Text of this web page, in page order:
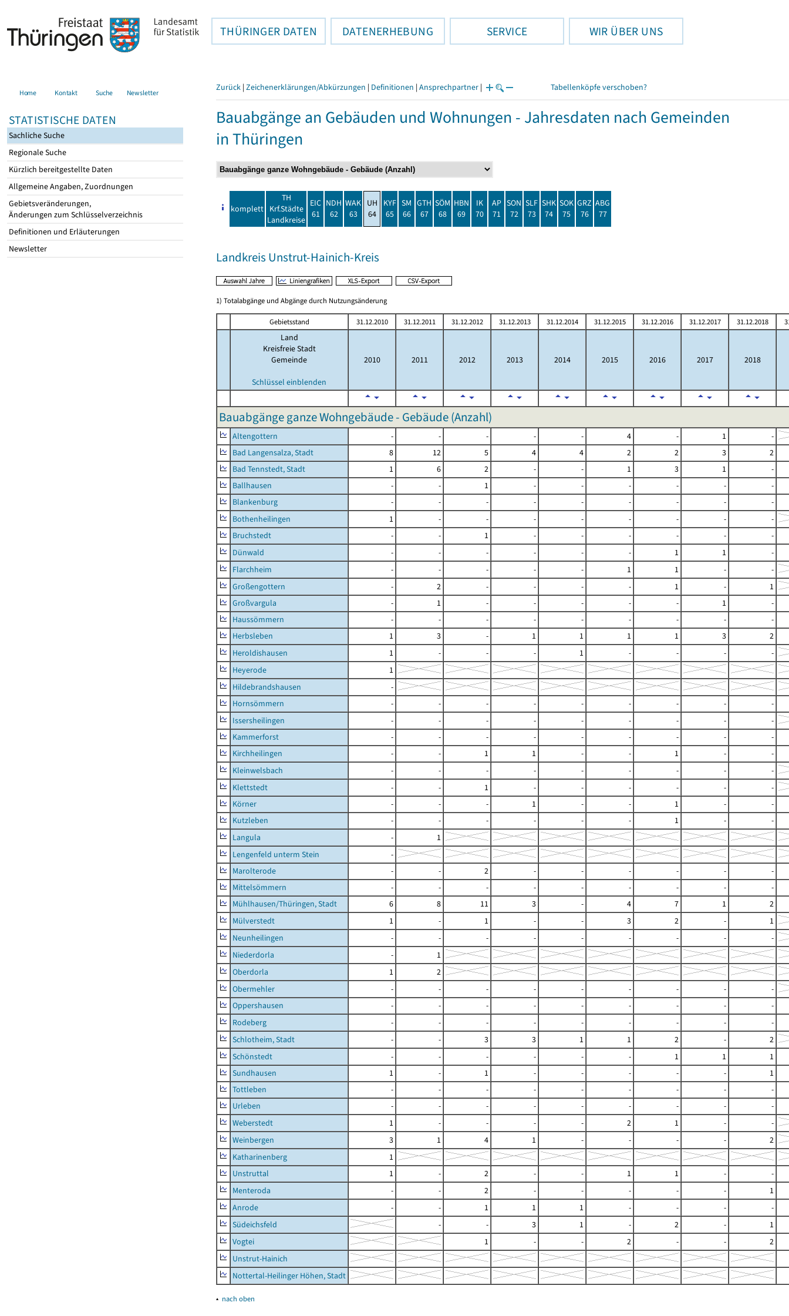
THÜRINGER DATEN DATENERHEBUNG SERVICE WIR ÜBER UNS
Home Kontakt Suche Newsletter
STATISTISCHE DATEN
Sachliche Suche
Regionale Suche
Kürzlich bereitgestellte Daten
Allgemeine Angaben, Zuordnungen
Gebietsveränderungen,
Änderungen zum Schlüsselverzeichnis
Definitionen und Erläuterungen
Newsletter
Zurück | Zeichenerklärungen/Abkürzungen | Definitionen | Ansprechpartner | Tabellenköpfe verschoben?
Bauabgänge an Gebäuden und Wohnungen - Jahresdaten nach Gemeinden
in Thüringen
komplett
TH
Krf.Städte
Landkreise
EIC
61
NDH
62
WAK
63
UH
64
KYF
65
SM
66
GTH
67
SÖM
68
HBN
69
IK
70
AP
71
SON
72
SLF
73
SHK
74
SOK
75
GRZ
76
ABG
77
Landkreis Unstrut-Hainich-Kreis
1) Totalabgänge und Abgänge durch Nutzungsänderung
Gebietsstand 31.12.2010 31.12.2011 31.12.2012 31.12.2013 31.12.2014 31.12.2015 31.12.2016 31.12.2017 31.12.2018
Land
Kreisfreie Stadt
Gemeinde
Schlüssel einblenden
2010 2011 2012 2013 2014 2015 2016 2017 2018
Bauabgänge ganze Wohngebäude - Gebäude (Anzahl)
Altengottern - - - - - 4 - 1
-
Bad Langensalza, Stadt
8 12 5 4 4 2 2 3
2
Bad Tennstedt, Stadt
1 6 2 - - 1 3 1
-
Ballhausen
- - 1 - - - - -
-
Blankenburg
- - - - - - - -
-
Bothenheilingen
1 - - - - - - -
-
Bruchstedt
- - 1 - - - - -
-
Dünwald
- - - - - - 1 1
-
Flarchheim
- - - - - 1 1 -
-
Großengottern
- 2 - - - - 1 -
1
Großvargula
- 1 - - - - - 1
-
Haussömmern
- - - - - - - -
-
Herbsleben
1 3 - 1 1 1 1 3
2
Heroldishausen
1 - - - 1 - - -
-
Heyerode
1
Hildebrandshausen
-
Hornsömmern
- - - - - - - -
-
Issersheilingen
- - - - - - - -
-
Kammerforst
- - - - - - - -
-
Kirchheilingen
- - 1 1 - - 1 -
-
Kleinwelsbach
- - - - - - - -
-
Klettstedt
- - 1 - - - - -
-
Körner
- - - 1 - - 1 -
-
Kutzleben
- - - - - - 1 -
-
Langula
-
1
Lengenfeld unterm Stein
-
Marolterode
- - 2 - - - - -
-
Mittelsömmern
- - - - - - - -
-
Mühlhausen/Thüringen, Stadt
6 8 11 3 - 4 7 1
2
Mülverstedt
1 - 1 - - 3 2 -
1
Neunheilingen
- - - - - - - -
-
Niederdorla
-
1
Oberdorla
1
2
Obermehler
- - - - - - - -
-
Oppershausen
- - - - - - - -
-
Rodeberg
- - - - - - - -
-
Schlotheim, Stadt
- - 3 3 1 1 2 -
2
Schönstedt
- - - - - - 1 1
1
Sundhausen
1 - 1 - - - - -
1
Tottleben
- - - - - - - -
-
Urleben
- - - - - - - -
-
Weberstedt
1 - - - - 2 1 -
-
Weinbergen
3 1 4 1 - - - -
2
Katharinenberg
1
Unstruttal
1 - 2 - - 1 1 -
-
Menteroda
- - 2 - - - - -
1
Anrode
- - 1 1 1 - - -
-
Südeichsfeld
- - 3 1 - 2 -
1
Vogtei
1 - - 2 - -
2
Unstrut-Hainich
Nottertal-Heilinger Höhen, Stadt
▴ nach oben